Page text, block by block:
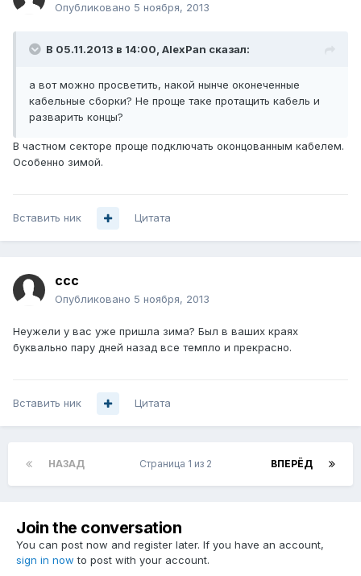
Опубликовано 5 ноября, 2013
В 05.11.2013 в 14:00, AlexPan сказал:
а вот можно просветить, накой нынче оконеченные
кабельные сборки? Не проще таке протащить кабель и
разварить концы?
В частном секторе проще подключать оконцованным кабелем.
Особенно зимой.
Вставить ник Цитата
ccc
Опубликовано 5 ноября, 2013
Неужели у вас уже пришла зима? Был в ваших краях
буквально пару дней назад все темпло и прекрасно.
Вставить ник Цитата
НАЗАД ВПЕРЁД
Страница 1 из 2
Join the conversation
You can post now and register later. If you have an account,
sign in now to post with your account.